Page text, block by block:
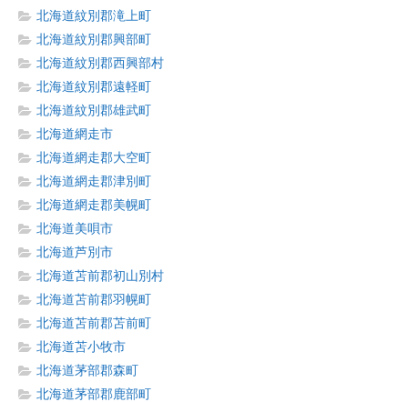
北海道紋別郡滝上町
北海道紋別郡興部町
北海道紋別郡西興部村
北海道紋別郡遠軽町
北海道紋別郡雄武町
北海道網走市
北海道網走郡大空町
北海道網走郡津別町
北海道網走郡美幌町
北海道美唄市
北海道芦別市
北海道苫前郡初山別村
北海道苫前郡羽幌町
北海道苫前郡苫前町
北海道苫小牧市
北海道茅部郡森町
北海道茅部郡鹿部町